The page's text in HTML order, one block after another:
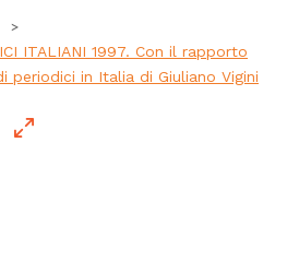
ITALIANI 1997. Con il rapporto
periodici in Italia di Giuliano Vigini